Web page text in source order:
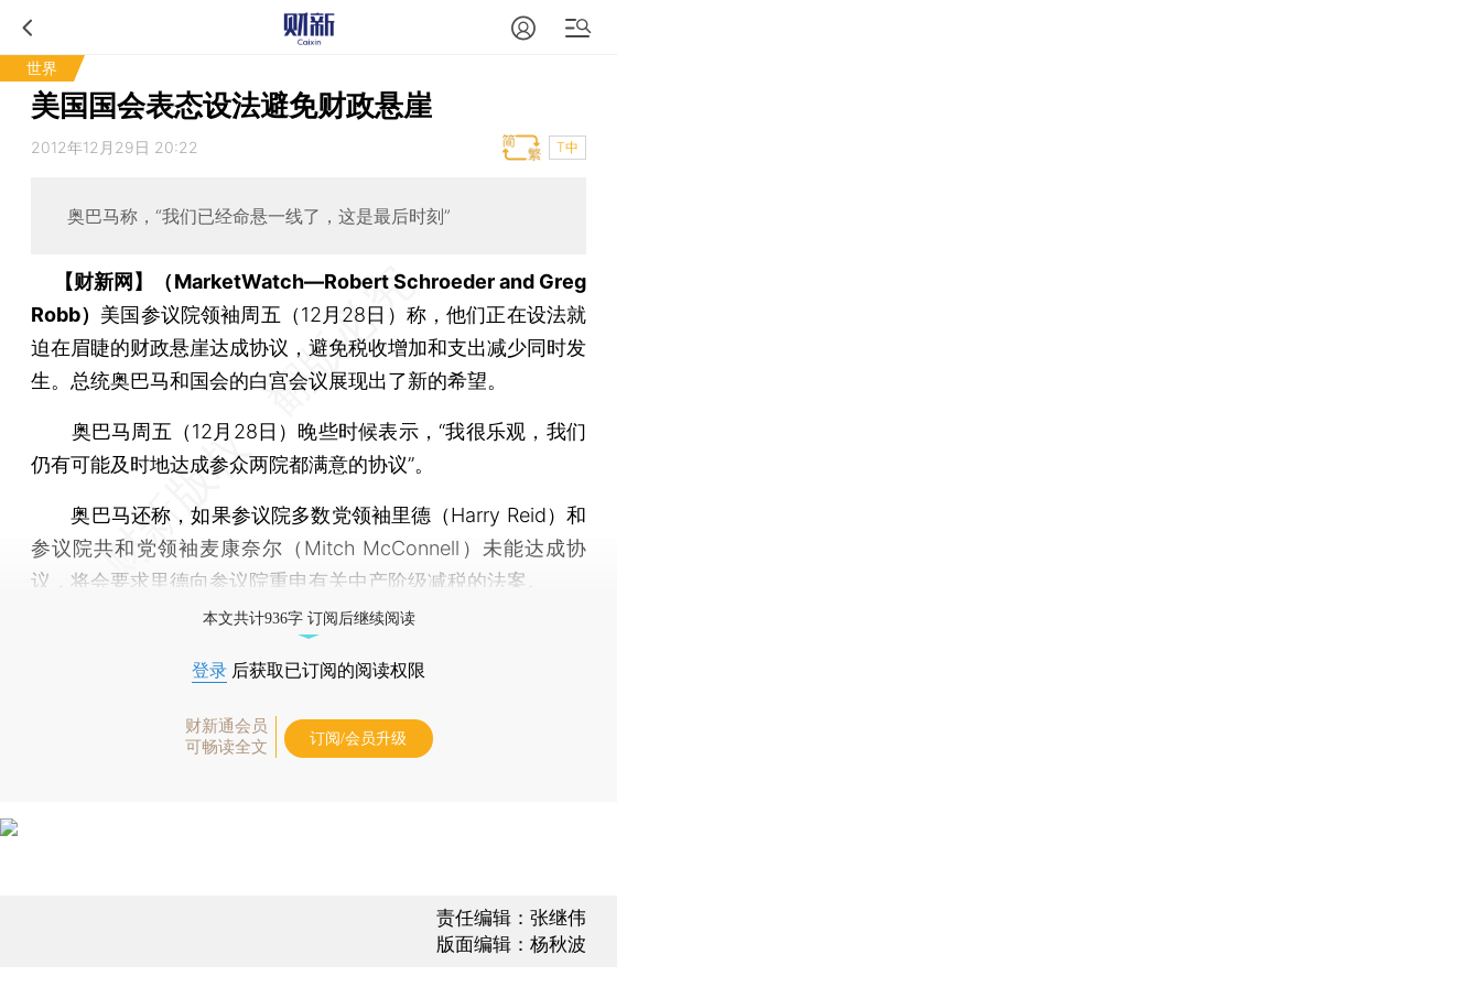
世界
美国国会表态设法避免财政悬崖
2012年12月29日 20:22 T中
奥巴马称，“我们已经命悬一线了，这是最后时刻”
【财新网】（MarketWatch—Robert Schroeder and Greg
Robb） 美国参议院领袖周五（12月28日）称，他们正在设法就
迫在眉睫的财政悬崖达成协议，避免税收增加和支出减少同时发
生。总统奥巴马和国会的白宫会议展现出了新的希望。
奥巴马周五（12月28日）晚些时候表示，“我很乐观，我们
仍有可能及时地达成参众两院都满意的协议”。
奥巴马还称，如果参议院多数党领袖里德（Harry Reid）和
参议院共和党领袖麦康奈尔（Mitch McConnell）未能达成协
议，将会要求里德向参议院重申有关中产阶级减税的法案。
本文共计936字 订阅后继续阅读
登录 后获取已订阅的阅读权限
财新通会员
可畅读全文
订阅/会员升级
责任编辑：张继伟
版面编辑：杨秋波